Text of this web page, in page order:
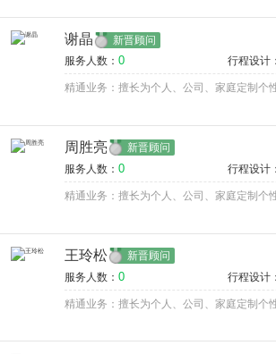
谢晶 新晋顾问
服务人数： 0 行程设计：
精通业务：擅长为个人、公司、家庭定制个
周胜亮 新晋顾问
服务人数： 0 行程设计：
精通业务：擅长为个人、公司、家庭定制个
王玲松 新晋顾问
服务人数： 0 行程设计：
精通业务：擅长为个人、公司、家庭定制个